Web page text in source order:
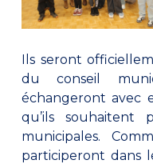
Ils seront
du conseil
échangeront avec
qu’ils souhaitent
municipales.
participeront dans